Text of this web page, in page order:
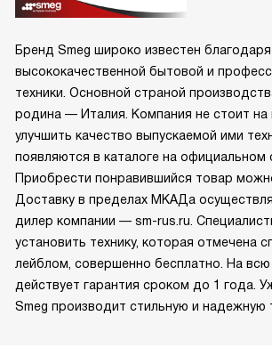
Бренд Smeg широко известен
высококачественной бытовой и
техники. Основной страной
родина — Италия. Компания не стоит на
улучшить качество выпускаемой ими
появляются в каталоге на официальном
Приобрести понравившийся товар
Доставку в пределах МКАДа
дилер компании — sm-rus.ru.
установить технику, которая отмечена
лейблом, совершенно бесплатно. На
действует гарантия сроком до 1 года.
Smeg производит стильную и надежную